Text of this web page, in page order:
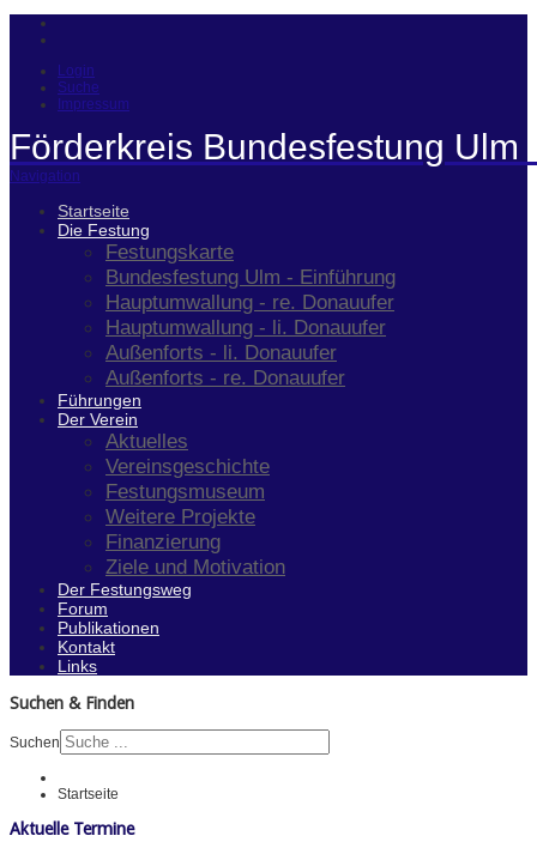
Login
Suche
Impressum
Förderkreis Bundesfestung Ulm
Navigation
Startseite
Die Festung
Festungskarte
Bundesfestung Ulm - Einführung
Hauptumwallung - re. Donauufer
Hauptumwallung - li. Donauufer
Außenforts - li. Donauufer
Außenforts - re. Donauufer
Führungen
Der Verein
Aktuelles
Vereinsgeschichte
Festungsmuseum
Weitere Projekte
Finanzierung
Ziele und Motivation
Der Festungsweg
Forum
Publikationen
Kontakt
Links
Suchen & Finden
Suchen
Startseite
Aktuelle Termine